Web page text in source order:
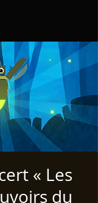
« Les
du